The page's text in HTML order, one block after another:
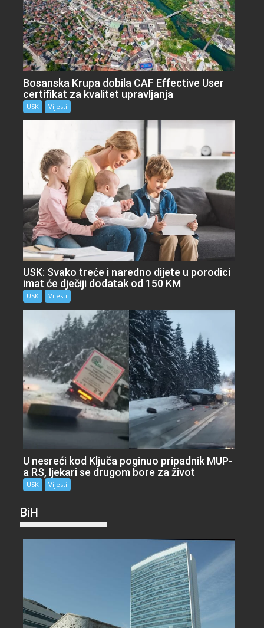
Bosanska Krupa dobila CAF Effective User
certifikat za kvalitet upravljanja
USK Vijesti
USK: Svako treće i naredno dijete u porodici
imat će dječiji dodatak od 150 KM
USK Vijesti
U nesreći kod Ključa poginuo pripadnik MUP-
a RS, ljekari se drugom bore za život
USK Vijesti
BiH